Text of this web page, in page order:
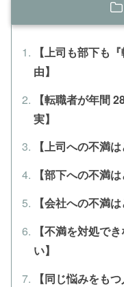
【上司も部下も
由】
【転職者が年間
実】
【上司への不満
【部下への不満
【会社への不満
【不満を対処で
い】
【同じ悩みをも